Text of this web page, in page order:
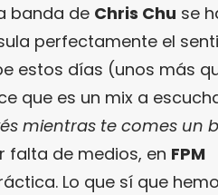
banda de Chris Chu se
perfectamente el
estos días (unos más
que es un mix a
mientras te comes un
falta de medios, en FPM
Lo que sí que